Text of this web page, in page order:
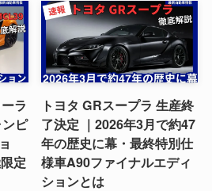
ラ
ピ
定
トヨタ GRスープラ 生産終
了決定 ｜2026年3月で約47
年の歴史に幕・最終特別仕
様車A90ファイナルエディ
ションとは